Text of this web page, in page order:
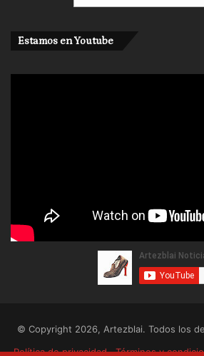
Estamos en Youtube
© Copyright 2026, Artezblai. Todos los
Política de privacidad
Términos y